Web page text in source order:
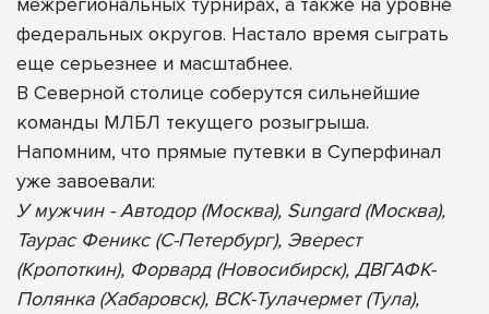
федеральных округов. Настало время сыграть
еще серьезнее и масштабнее.
В Северной столице соберутся сильнейшие
команды МЛБЛ текущего розыгрыша.
Напомним, что прямые путевки в Суперфинал
уже завоевали:
У мужчин - Автодор (Москва), Sungard (Москва),
Таурас Феникс (С-Петербург), Эверест
(Кропоткин), Форвард (Новосибирск), ДВГАФК-
Полянка (Хабаровск), ВСК-Тулачермет (Тула),